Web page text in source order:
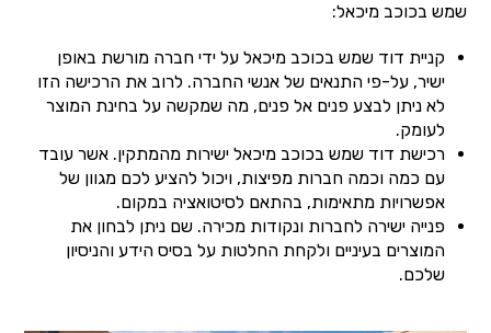
שמש בכוכב מיכאל:
קניית דוד שמש בכוכב מיכאל על ידי חברה מורשת באופן
ישיר, על-פי התנאים של אנשי החברה. לרוב את הרכישה הזו
לא ניתן לבצע פנים אל פנים, מה שמקשה על בחינת המוצר
לעומק.
רכישת דוד שמש בכוכב מיכאל ישירות מהמתקין. אשר עובד
עם כמה וכמה חברות מפיצות, ויכול להציע לכם מגוון של
אפשרויות מתאימות, בהתאם לסיטואציה במקום.
פנייה ישירה לחברות ונקודות מכירה. שם ניתן לבחון את
המוצרים בעיניים ולקחת החלטות על בסיס הידע והניסיון
שלכם.